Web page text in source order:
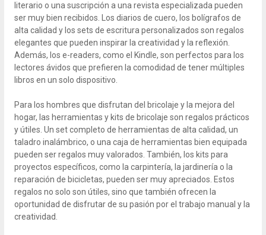
literario o una suscripción a una revista especializada pueden
ser muy bien recibidos. Los diarios de cuero, los bolígrafos de
alta calidad y los sets de escritura personalizados son regalos
elegantes que pueden inspirar la creatividad y la reflexión.
Además, los e-readers, como el Kindle, son perfectos para los
lectores ávidos que prefieren la comodidad de tener múltiples
libros en un solo dispositivo.
Para los hombres que disfrutan del bricolaje y la mejora del
hogar, las herramientas y kits de bricolaje son regalos prácticos
y útiles. Un set completo de herramientas de alta calidad, un
taladro inalámbrico, o una caja de herramientas bien equipada
pueden ser regalos muy valorados. También, los kits para
proyectos específicos, como la carpintería, la jardinería o la
reparación de bicicletas, pueden ser muy apreciados. Estos
regalos no solo son útiles, sino que también ofrecen la
oportunidad de disfrutar de su pasión por el trabajo manual y la
creatividad.